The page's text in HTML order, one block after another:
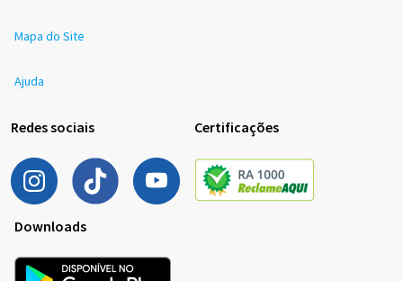
Mapa do Site
Ajuda
Redes sociais Certificações
Downloads